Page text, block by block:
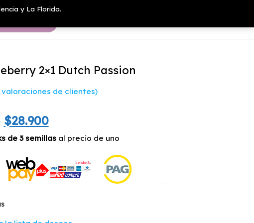
y La Florida.
2×1 Dutch Passion
de clientes)
El
precio
original
era:
$28.900El
precio
actual
es:
de 3 semillasal precio de uno